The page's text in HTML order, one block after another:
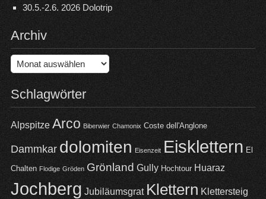
30.5.-2.6. 2026 Dolotrip
Archiv
Archiv
Schlagwörter
Alpspitze Arco Biberwier Chamonix Coste dell'Anglone
Dammkar dolomiten Eisenzeit Eisklettern El
Chalten Flodige Gröden Grönland Gully Hochtour Huaraz
Jochberg Jubiläumsgrat Klettern Klettersteig